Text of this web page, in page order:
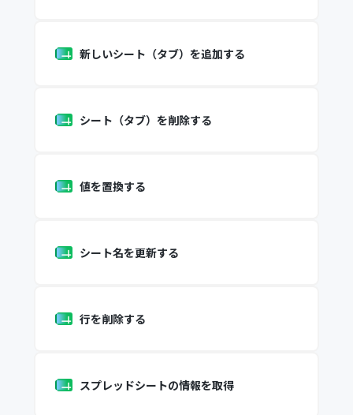
新しいシート（タブ）を追加する
シート（タブ）を削除する
値を置換する
シート名を更新する
行を削除する
スプレッドシートの情報を取得